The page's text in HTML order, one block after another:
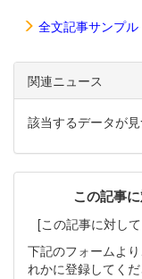
全文記事サンプル
関連ニュース
該当するデータが見
この記事
[この記事に対し
下記のフォームよ
れかに登録してくだ